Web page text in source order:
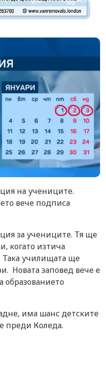
на учениците.
вече подписа
за учениците. Тя ще
когато изтича
училищата ще
Новата заповед вече е
образованието
има шанс детските
преди Коледа.